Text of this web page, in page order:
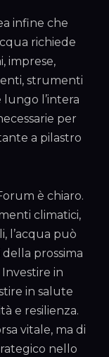
infine che
richiede
imprese,
strumenti
lungo l’intera
per
a pilastro
è chiaro.
climatici,
l’acqua può
prossima
in
in salute
e resilienza.
vitale, ma di
nello